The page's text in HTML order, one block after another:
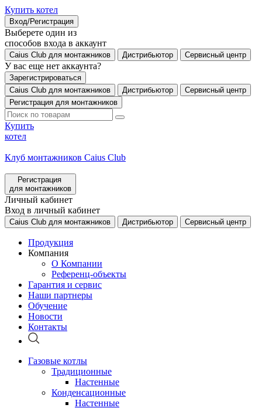
Купить котел
Вход/Регистрация
Выберете один из
способов входа в аккаунт
Caius Club для монтажников Дистрибьютор Сервисный центр
У вас еще нет аккаунта?
Зарегистрироваться
Caius Club для монтажников
Дистрибьютор
Сервисный центр
Регистрация для монтажников
Купить
котел
Клуб монтажников Caius Club
Регистрация
для монтажников
Личный кабинет
Вход в личный кабинет
Caius Club для монтажников Дистрибьютор Сервисный центр
Продукция
Компания
О Компании
Референц-объекты
Гарантия и сервис
Наши партнеры
Обучение
Новости
Контакты
Газовые котлы
Традиционные
Настенные
Конденсационные
Настенные